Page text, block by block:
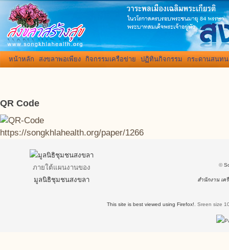
หน้าหลัก สงขลาพอเพียง กิจกรรมเครือข่าย ปฏิทินกิจกรรม กระดานสนท
QR Code
https://songkhlahealth.org/paper/1266
ภายใต้แผนงานของ
มูลนิธิชุมชนสงขลา
©
สำนักงาน เค
This site is best viewed using Firefox! Sreen size